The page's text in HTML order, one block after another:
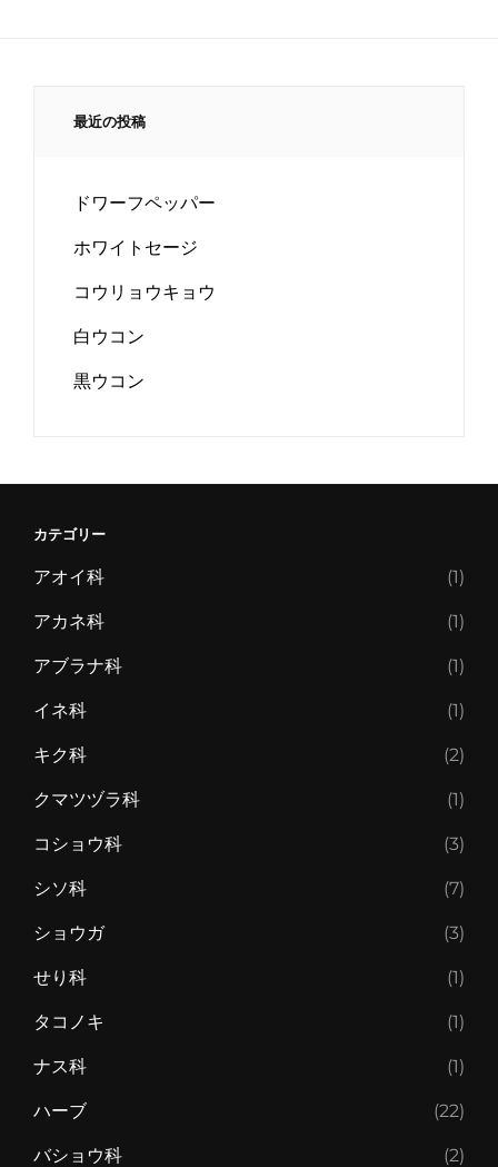
最近の投稿
ドワーフペッパー
ホワイトセージ
コウリョウキョウ
白ウコン
黒ウコン
カテゴリー
アオイ科 (1)
アカネ科 (1)
アブラナ科 (1)
イネ科 (1)
キク科 (2)
クマツヅラ科 (1)
コショウ科 (3)
シソ科 (7)
ショウガ (3)
せり科 (1)
タコノキ (1)
ナス科 (1)
ハーブ (22)
バショウ科 (2)